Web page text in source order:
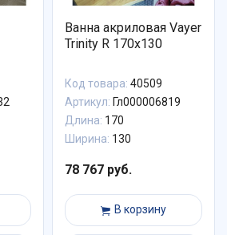
Ванна акриловая Vayer
Trinity R 170x130
Код товара: 40509
Артикул: Гл000006819
Длина: 170
Ширина: 130
78 767 руб.
В корзину